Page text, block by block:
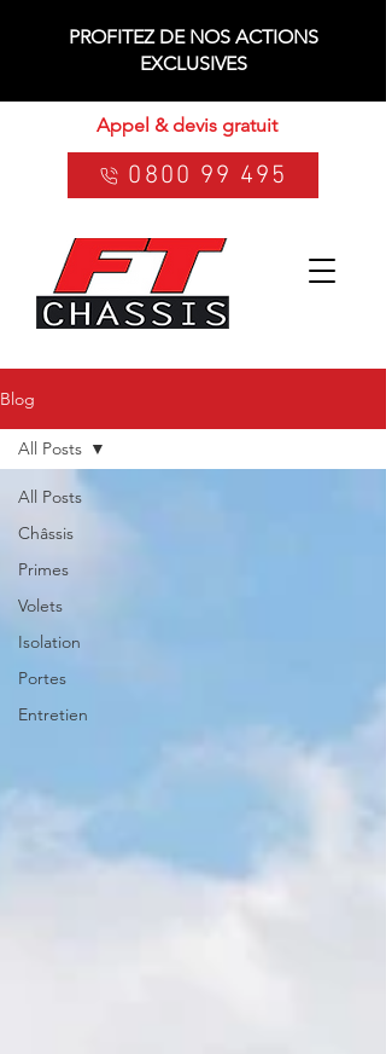
Appel & devis gratuit
0800 99 495
PROFITEZ DE NOS ACTIONS
EXCLUSIVES
Blog
All Posts
Châssis
Primes
Volets
Isolation
Portes
Entretien
All Posts